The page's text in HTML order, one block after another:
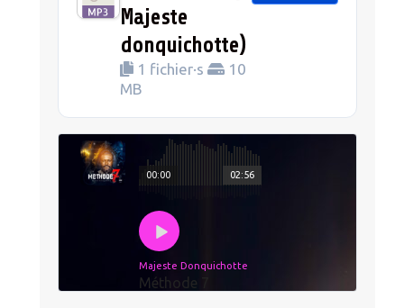
Majeste
donquichotte)
1 fichier·s
10
MB
02:56
00:00
Majeste Donquichotte
Méthode 7